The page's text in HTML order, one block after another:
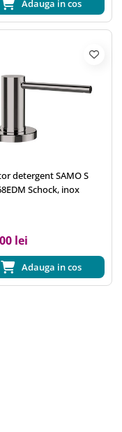
Adauga in cos
detergent SAMO S
Schock, inox
lei
Adauga in cos